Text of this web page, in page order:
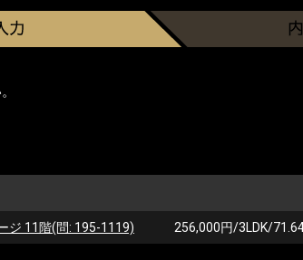
ジ 11階(問: 195-1119) 256,000円/3LDK/